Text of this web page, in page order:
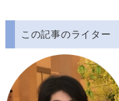
この記事のライター